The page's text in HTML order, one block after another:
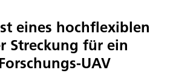
eines hochflexiblen
Streckung für ein
UAV